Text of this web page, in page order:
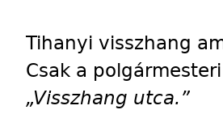
Tihanyi visszhang
Csak a
„Visszhang utca.”